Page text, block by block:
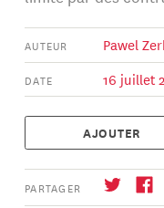
AUTEUR Pawel
DATE 16 juillet
AJOUTER
PARTAGER